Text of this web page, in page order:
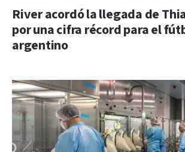
River acordó la llegada de
por una cifra récord para el
argentino